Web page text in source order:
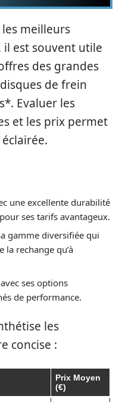
les meilleurs
est souvent utile
des grandes
de frein
Evaluer les
et les prix permet
une excellente durabilité
ses tarifs avantageux.
gamme diversifiée qui
la rechange qu’à
ses options
de performance.
les
concise :
Prix Moyen
(€)